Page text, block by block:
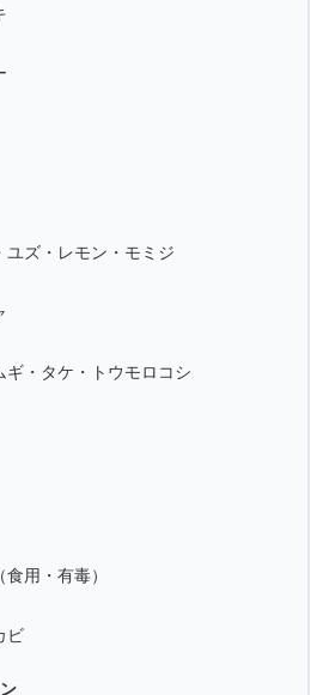
ユズ・レモン・モミジ
ギ・タケ・トウモロコシ
食用・有毒）
ビ